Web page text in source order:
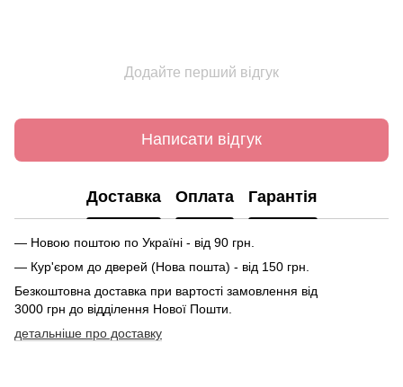
Додайте перший відгук
Написати відгук
Доставка Оплата Гарантія
— Новою поштою по Україні - від 90 грн.
— Кур'єром до дверей (Нова пошта) - від 150 грн.
Безкоштовна доставка при вартості замовлення від
3000 грн до відділення Нової Пошти.
детальніше про доставку